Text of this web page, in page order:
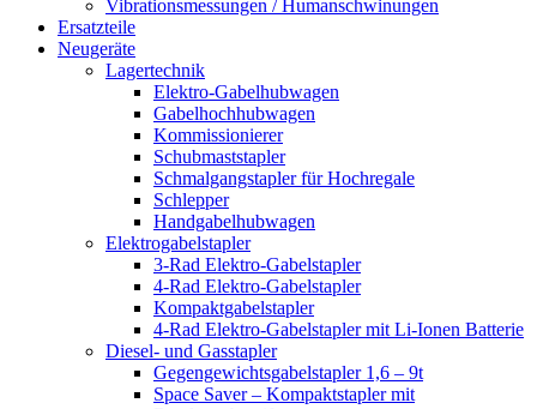
Vibrationsmessungen / Humanschwinungen
Ersatzteile
Neugeräte
Lagertechnik
Elektro-Gabelhubwagen
Gabelhochhubwagen
Kommissionierer
Schubmaststapler
Schmalgangstapler für Hochregale
Schlepper
Handgabelhubwagen
Elektrogabelstapler
3-Rad Elektro-Gabelstapler
4-Rad Elektro-Gabelstapler
Kompaktgabelstapler
4-Rad Elektro-Gabelstapler mit Li-Ionen Batterie
Diesel- und Gasstapler
Gegengewichtsgabelstapler 1,6 – 9t
Space Saver – Kompaktstapler mit